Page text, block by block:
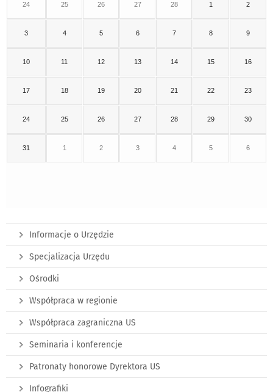
24 25 26 27 28 1 2
3 4 5 6 7 8 9
10 11 12 13 14 15 16
17 18 19 20 21 22 23
24 25 26 27 28 29 30
31 1 2 3 4 5 6
Informacje o Urzędzie
Specjalizacja Urzędu
Ośrodki
Współpraca w regionie
Współpraca zagraniczna US
Seminaria i konferencje
Patronaty honorowe Dyrektora US
Infografiki